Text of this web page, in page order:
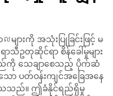
ျားကို အသုံးပြုခြင်းဖြင့် မ
သီဥတုဆိုင်ရာ စိန်ခေါ်မှုများ
ည်ကို သေချာစေသည့် ပိုက်ဆံ
ော ပတ်ဝန်းကျင်အခြေအနေ
ြသသည်။ ဤခံနိုင်ရည်ရှိမှု